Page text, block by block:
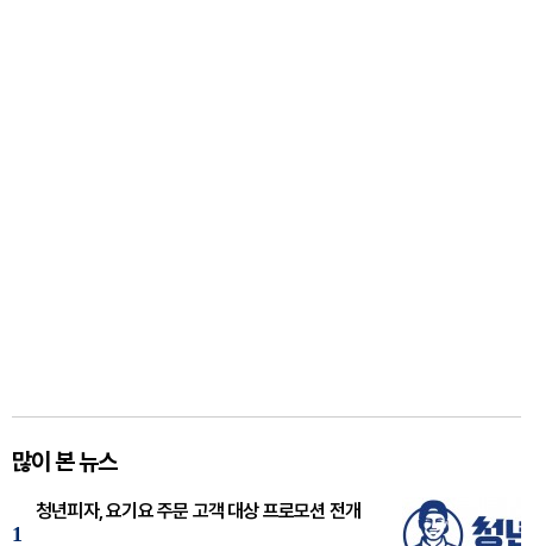
많이 본 뉴스
1
청년피자, 요기요 주문 고객 대상 프로모션 전개